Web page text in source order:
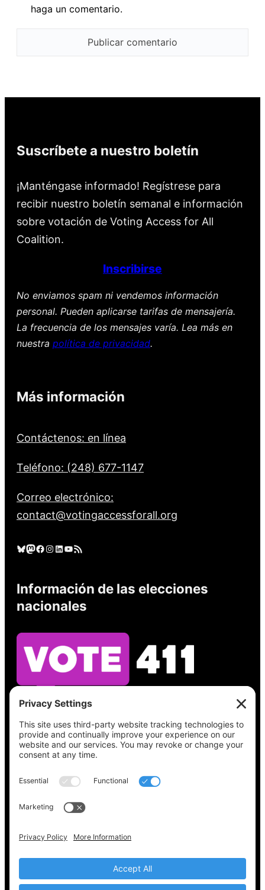
haga un comentario.
Suscríbete a nuestro boletín
¡Manténgase informado! Regístrese para
recibir nuestro boletín semanal e información
sobre votación de Voting Access for All
Coalition.
Inscribirse
No enviamos spam ni vendemos información
personal. Pueden aplicarse tarifas de mensajería.
La frecuencia de los mensajes varía. Lea más en
nuestra política de privacidad.
Más información
Contáctenos: en línea
Teléfono: (248) 677-1147
Correo electrónico:
contact@votingaccessforall.org
Cielo azul Mastodonte Facebook Instagram LinkedIn YouTube Feed RSS
Información de las elecciones
nacionales
Vea lo que hay en su boleta, encuentre su
lugar de votación, verifique el estado de su
registro y obtenga toda la información
electoral que necesita enVote411.org.
Por favor no utilice:
Derechos de autor © 2022-2024 Coalición de
acceso al voto para todos